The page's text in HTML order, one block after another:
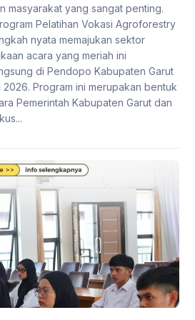
masyarakat yang sangat penting.
Pelatihan Vokasi Agroforestry
nyata memajukan sektor
acara yang meriah ini
di Pendopo Kabupaten Garut
Program ini merupakan bentuk
Pemerintah Kabupaten Garut dan